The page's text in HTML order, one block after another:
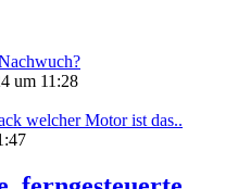
um 11:28
welcher Motor ist das..